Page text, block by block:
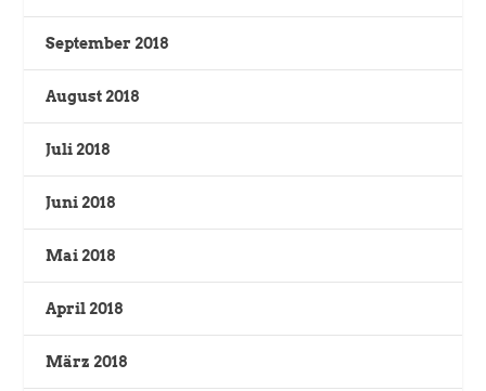
September 2018
August 2018
Juli 2018
Juni 2018
Mai 2018
April 2018
März 2018